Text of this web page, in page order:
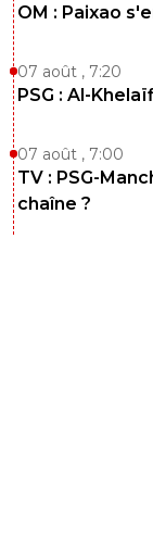
OM : Paixao
07 août , 7:20
PSG : Al-
07 août , 7:00
TV : PSG-
chaîne ?